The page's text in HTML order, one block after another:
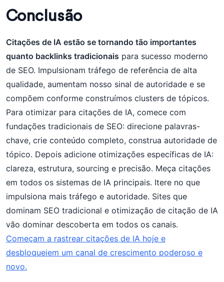
Conclusão
Citações de IA estão se tornando tão importantes
quanto backlinks tradicionais para sucesso moderno
de SEO. Impulsionam tráfego de referência de alta
qualidade, aumentam nosso sinal de autoridade e se
compõem conforme construímos clusters de tópicos.
Para otimizar para citações de IA, comece com
fundações tradicionais de SEO: direcione palavras-
chave, crie conteúdo completo, construa autoridade de
tópico. Depois adicione otimizações específicas de IA:
clareza, estrutura, sourcing e precisão. Meça citações
em todos os sistemas de IA principais. Itere no que
impulsiona mais tráfego e autoridade. Sites que
dominam SEO tradicional e otimização de citação de IA
vão dominar descoberta em todos os canais.
Começam a rastrear citações de IA hoje e
desbloqueiem um canal de crescimento poderoso e
novo.